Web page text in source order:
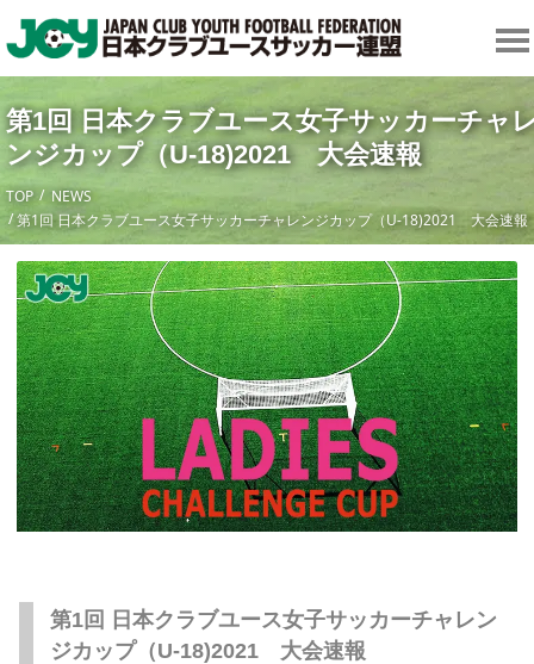
第1回 日本クラブユース女子サッカーチャ
ンジカップ（U-18)2021 大会速報
TOP
NEWS
第1回 日本クラブユース女子サッカーチャレンジカップ（U-18)2021 大会速報
第1回 日本クラブユース女子サッカーチャレン
ジカップ（U-18)2021 大会速報